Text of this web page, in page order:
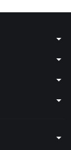
arrow_drop_down
arrow_drop_down
arrow_drop_down
arrow_drop_down
arrow_drop_down